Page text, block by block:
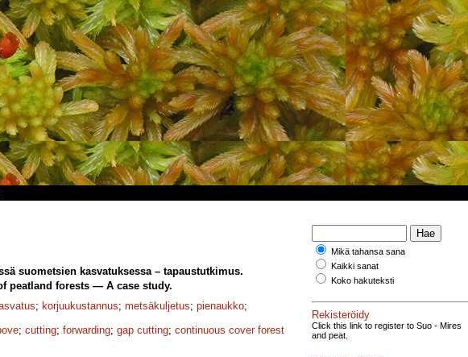
suometsien kasvatuksessa – tapaustutkimus.
peatland forests — A case study.
; korjuukustannus; metsäkuljetus; pienaukko;
; cutting; forwarding; gap cutting; continuous cover forest
Mikä tahansa sana
Kaikki sanat
Koko hakuteksti
Rekisteröidy
Click this link to register to Suo - Mires
and peat.